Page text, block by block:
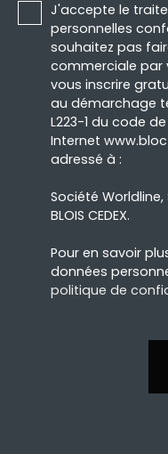
J'accepte le
personnelles
souhaitez pas
commerciale par
vous inscrire
au démarchage
L223-1 du code
Internet
adressé à :
Société Worldline,
BLOIS CEDEX.
Pour en savoir
données
politique de